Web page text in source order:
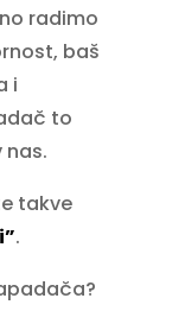
radimo
baš
i
to
takve
.